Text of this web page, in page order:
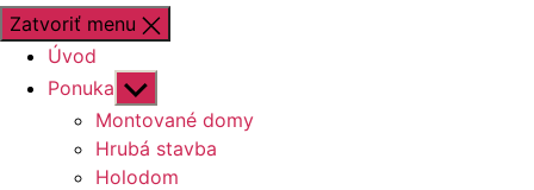
Zatvoriť menu
Úvod
Ponuka Zobraziť
druhú
úroveň
navigácie
Montované domy
Hrubá stavba
Holodom